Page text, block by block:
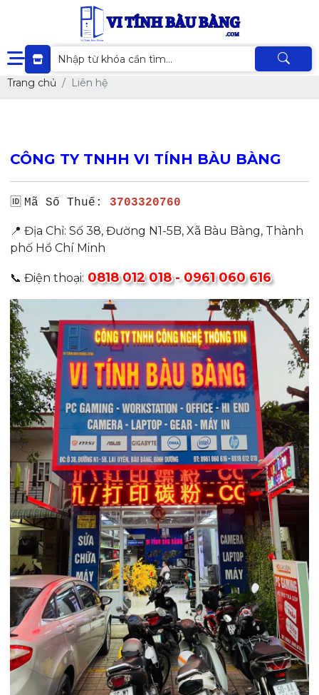
Trang chủ Liên hệ
CÔNG TY TNHH VI TÍNH BÀU BÀNG
🆔 Mã Số Thuế: 3703320760
📍 Địa Chỉ: Số 38, Đường N1-5B, Xã Bàu Bàng, Thành
phố Hồ Chí Minh
📞 Điện thoại: 0818 012 018 - 0961 060 616